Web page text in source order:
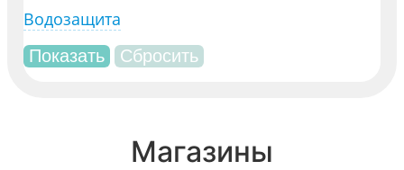
Водозащита
Магазины